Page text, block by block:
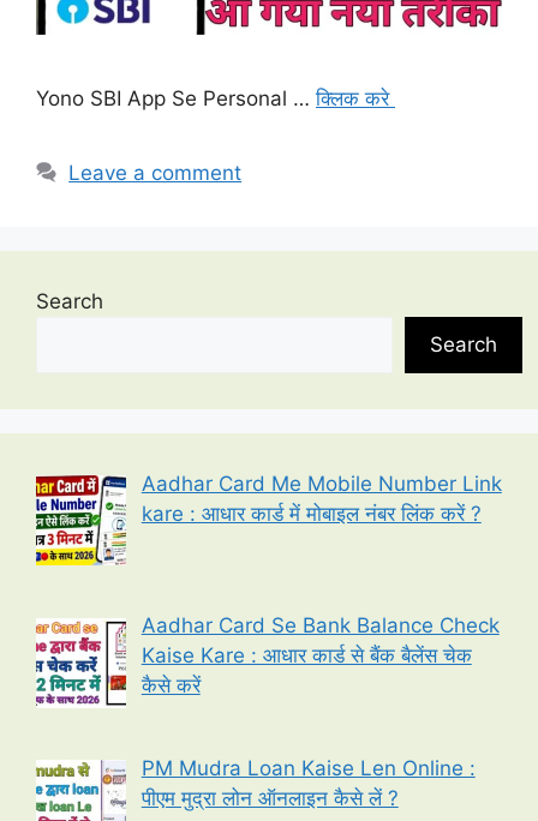
Yono SBI App Se Personal …क्लिक करे
Leave a comment
Search
Search
Aadhar Card Me Mobile Number Link
kare : आधार कार्ड में मोबाइल नंबर लिंक करें ?
Aadhar Card Se Bank Balance Check
Kaise Kare : आधार कार्ड से बैंक बैलेंस चेक
कैसे करें
PM Mudra Loan Kaise Len Online :
पीएम मुद्रा लोन ऑनलाइन कैसे लें ?